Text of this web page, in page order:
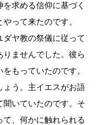
求める信仰に基づく
って来たのです。
ダヤ教の祭儀に従って
ませんでした。彼ら
もっていたのです。
ょう。主イエスがお語
聞いていたのです。そ
て、何かに触れられる